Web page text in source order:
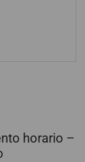
horario –